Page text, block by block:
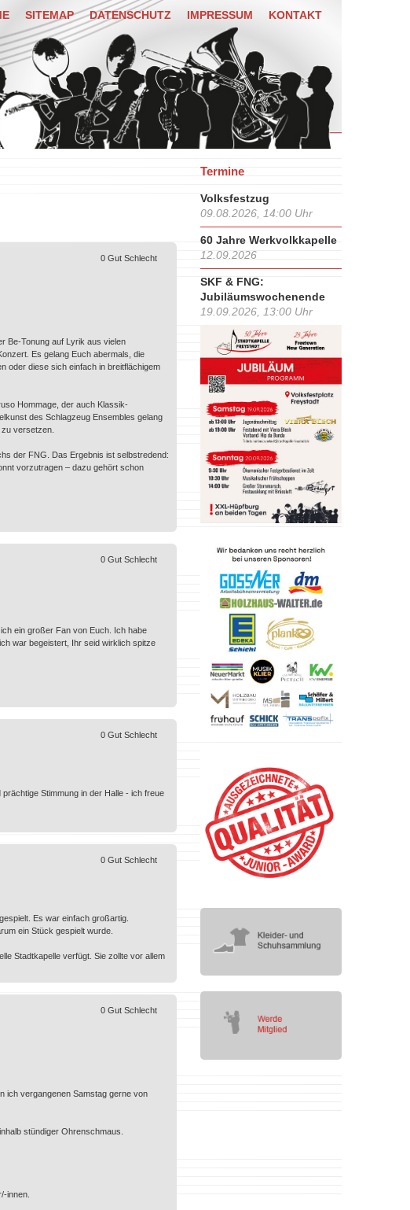
SITEMAP DATENSCHUTZ IMPRESSUM KONTAKT
Be-Tonung auf Lyrik aus vielen
Es gelang Euch abermals, die
oder diese sich einfach in breitflächigem
Hommage, der auch Klassik-
des Schlagzeug Ensembles gelang
versetzen.
der FNG. Das Ergebnis ist selbstredend:
vorzutragen – dazu gehört schon
0 Gut Schlecht
ein großer Fan von Euch. Ich habe
war begeistert, Ihr seid wirklich spitze
0 Gut Schlecht
Stimmung in der Halle - ich freue
0 Gut Schlecht
Es war einfach großartig.
ein Stück gespielt wurde.
Stadtkapelle verfügt. Sie zollte vor allem
0 Gut Schlecht
ich vergangenen Samstag gerne von
stündiger Ohrenschmaus.
innen.
0 Gut Schlecht
Termine
Volksfestzug
09.08.2026, 14:00 Uhr
60 Jahre Werkvolkkapelle
12.09.2026
SKF & FNG:
Jubiläumswochenende
19.09.2026, 13:00 Uhr